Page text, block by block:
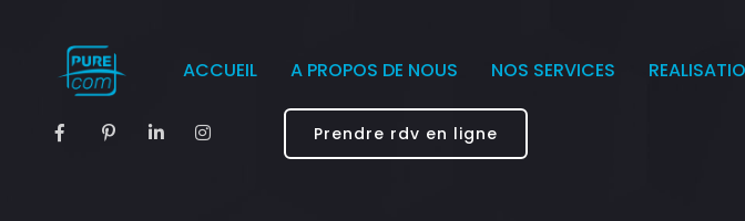
ACCUEIL A PROPOS DE NOUS NOS SERVICES
Prendre rdv en ligne